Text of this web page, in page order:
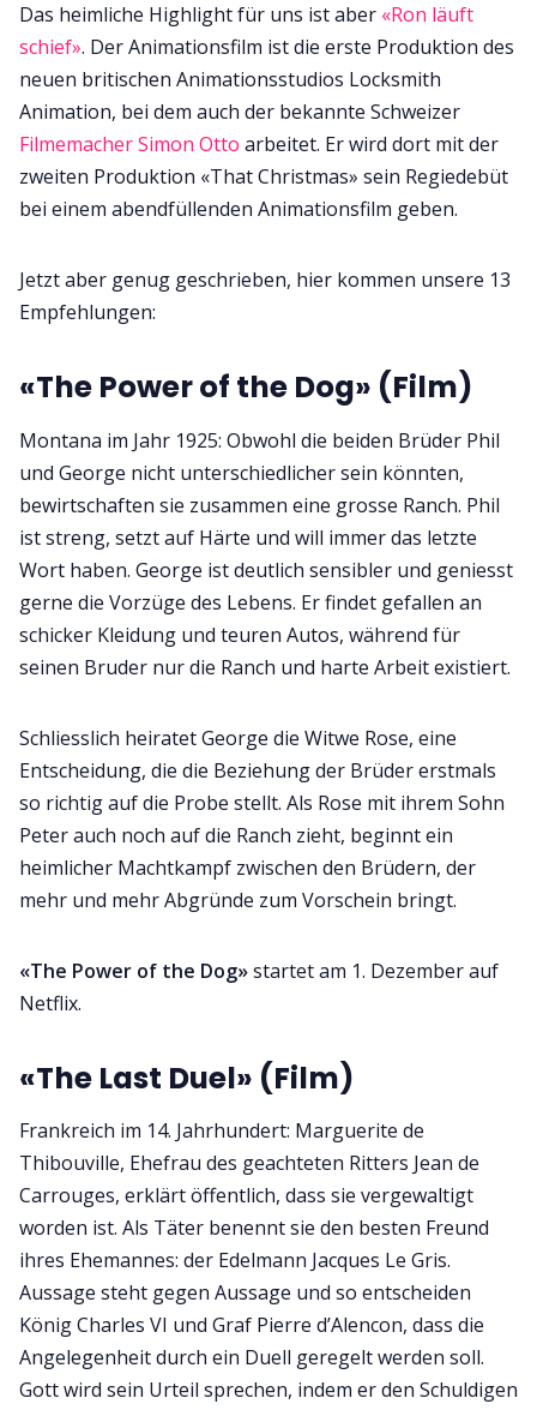
Das heimliche Highlight für uns ist aber «Ron läuft
schief». Der Animationsfilm ist die erste Produktion des
neuen britischen Animationsstudios Locksmith
Animation, bei dem auch der bekannte Schweizer
Filmemacher Simon Otto arbeitet. Er wird dort mit der
zweiten Produktion «That Christmas» sein Regiedebüt
bei einem abendfüllenden Animationsfilm geben.
Jetzt aber genug geschrieben, hier kommen unsere 13
Empfehlungen:
«The Power of the Dog» (Film)
Montana im Jahr 1925: Obwohl die beiden Brüder Phil
und George nicht unterschiedlicher sein könnten,
bewirtschaften sie zusammen eine grosse Ranch. Phil
ist streng, setzt auf Härte und will immer das letzte
Wort haben. George ist deutlich sensibler und geniesst
gerne die Vorzüge des Lebens. Er findet gefallen an
schicker Kleidung und teuren Autos, während für
seinen Bruder nur die Ranch und harte Arbeit existiert.
Schliesslich heiratet George die Witwe Rose, eine
Entscheidung, die die Beziehung der Brüder erstmals
so richtig auf die Probe stellt. Als Rose mit ihrem Sohn
Peter auch noch auf die Ranch zieht, beginnt ein
heimlicher Machtkampf zwischen den Brüdern, der
mehr und mehr Abgründe zum Vorschein bringt.
«The Power of the Dog»startet am 1. Dezember auf
Netflix.
«The Last Duel» (Film)
Frankreich im 14. Jahrhundert: Marguerite de
Thibouville, Ehefrau des geachteten Ritters Jean de
Carrouges, erklärt öffentlich, dass sie vergewaltigt
worden ist. Als Täter benennt sie den besten Freund
ihres Ehemannes: der Edelmann Jacques Le Gris.
Aussage steht gegen Aussage und so entscheiden
König Charles VI und Graf Pierre d’Alencon, dass die
Angelegenheit durch ein Duell geregelt werden soll.
Gott wird sein Urteil sprechen, indem er den Schuldigen